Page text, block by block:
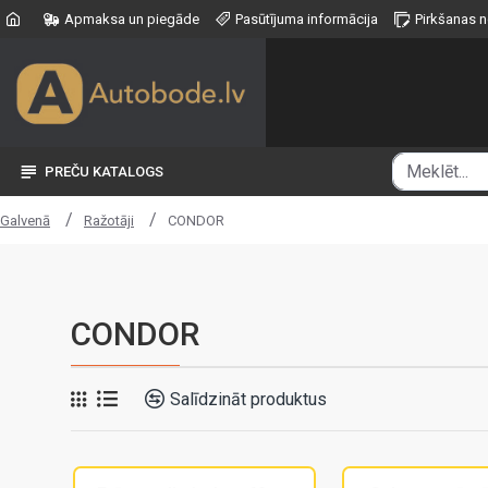
Apmaksa un piegāde Pasūtījuma informācija Pirkšanas
PREČU KATALOGS
Galvenā Ražotāji CONDOR
CONDOR
Salīdzināt produktus